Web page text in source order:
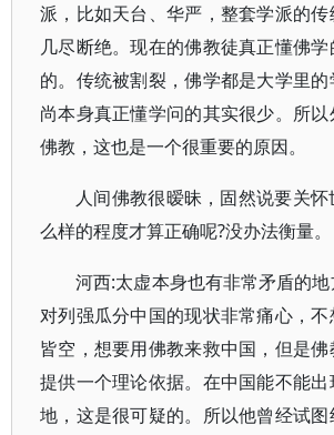
派，比如天台、华严，整套学派的
几尽断绝。现在的佛教徒真正懂佛
的。传统被割裂，佛学都是大学里
尚本身真正懂学问的其实很少。所
佛教，这也是一个很重要的原因。
人间佛教很暧昧，固然说要关
么样的程度才算正确呢?没办法衡量。
河西:太虚本身也有非常矛盾的
对列强瓜分中国的现状非常痛心，
皆空，想要用佛教来救中国，但是
提供一个理论依据。在中国能不能
地，这是很可疑的。所以他曾经试